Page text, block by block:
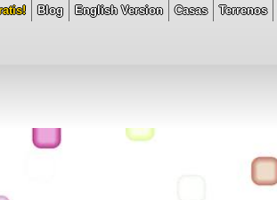
public_html/unoPeluche/modelUno.php on line
Blog English Version Casas Terrenos